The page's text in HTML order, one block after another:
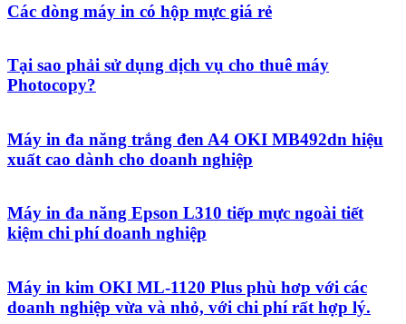
Các dòng máy in có hộp mực giá rẻ
Tại sao phải sử dụng dịch vụ cho thuê máy
Photocopy?
Máy in đa năng trắng đen A4 OKI MB492dn hiệu
xuất cao dành cho doanh nghiệp
Máy in đa năng Epson L310 tiếp mực ngoài tiết
kiệm chi phí doanh nghiệp
Máy in kim OKI ML-1120 Plus phù hơp với các
doanh nghiệp vừa và nhỏ, với chi phí rất hợp lý.